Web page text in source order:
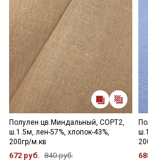
Полулен цв.Миндальный, СОРТ2,
ш.1.5м, лен-57%, хлопок-43%,
200гр/м.кв
672 руб. 840 руб.